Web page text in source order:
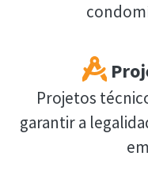
Projetos
garantir a